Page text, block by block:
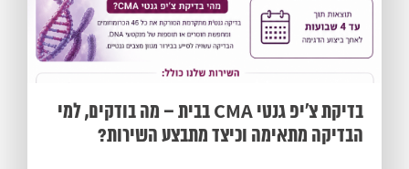
בדיקת צ׳יפ גנטי CMA בבית – מה בודקים, למי
הבדיקה מתאימה וכיצד מתבצע השירות?